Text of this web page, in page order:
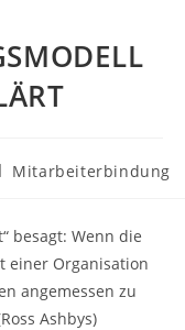
Mitarbeiterbindung
besagt: Wenn die
einer Organisation
angemessen zu
Ashbys)